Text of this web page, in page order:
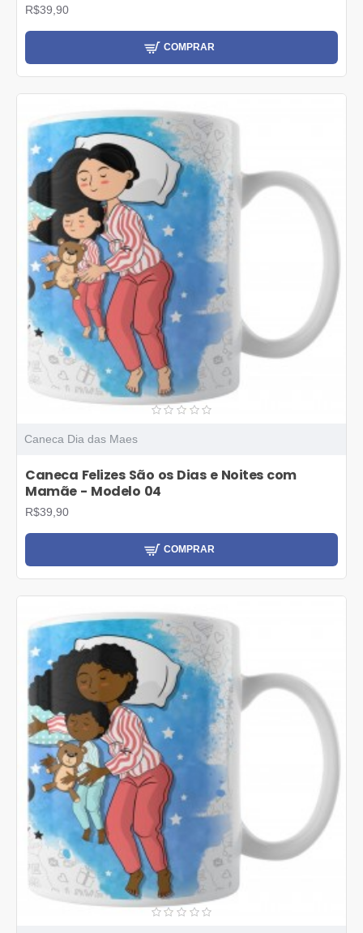
R$39,90
COMPRAR
Caneca Dia das Maes
Caneca Felizes São os Dias e Noites com
Mamãe - Modelo 04
R$39,90
COMPRAR